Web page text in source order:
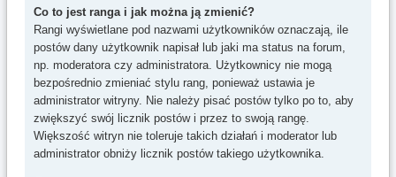
Co to jest ranga i jak można ją zmienić?
Rangi wyświetlane pod nazwami użytkowników oznaczają, ile
postów dany użytkownik napisał lub jaki ma status na forum,
np. moderatora czy administratora. Użytkownicy nie mogą
bezpośrednio zmieniać stylu rang, ponieważ ustawia je
administrator witryny. Nie należy pisać postów tylko po to, aby
zwiększyć swój licznik postów i przez to swoją rangę.
Większość witryn nie toleruje takich działań i moderator lub
administrator obniży licznik postów takiego użytkownika.